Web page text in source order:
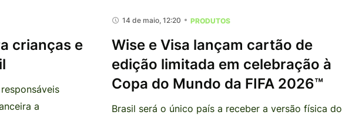
crianças e
a
14 de maio, 12:20 PRODUTOS
Wise e Visa lançam cartão de
edição limitada em celebração à
Copa do Mundo da FIFA 2026™
Brasil será o único país a receber a versão física do